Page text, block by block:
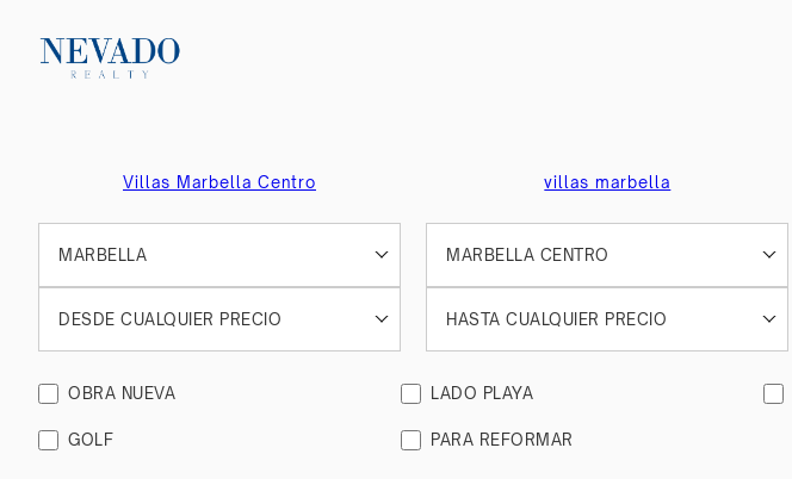
Villas Marbella Centro villas marbella
MARBELLA MARBELLA CENTRO
DESDE CUALQUIER PRECIO HASTA CUALQUIER PRECIO
OBRA NUEVA LADO PLAYA
GOLF PARA REFORMAR